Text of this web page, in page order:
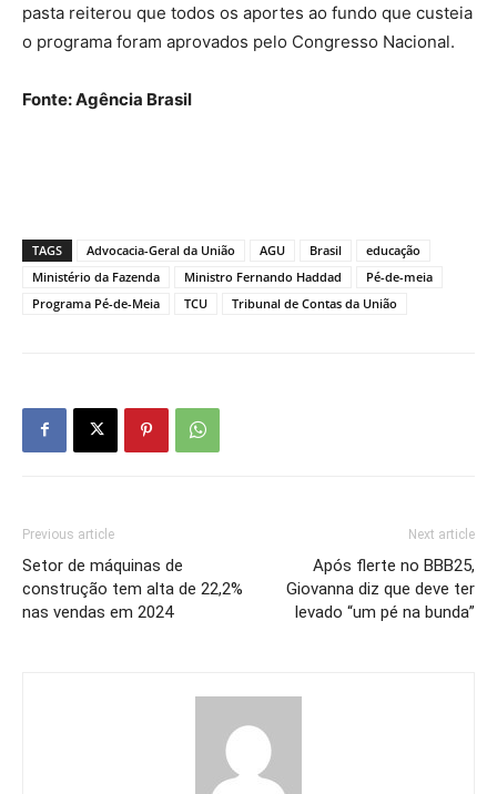
pasta reiterou que todos os aportes ao fundo que custeia
o programa foram aprovados pelo Congresso Nacional.
Fonte: Agência Brasil
TAGS Advocacia-Geral da União AGU Brasil
educação
Ministério da Fazenda
Ministro Fernando Haddad
Pé-de-meia
Programa Pé-de-Meia
TCU Tribunal de Contas da União
Previous article
Setor de máquinas de
construção tem alta de 22,2%
nas vendas em 2024
Next article
Após flerte no BBB25,
Giovanna diz que deve ter
levado “um pé na bunda”